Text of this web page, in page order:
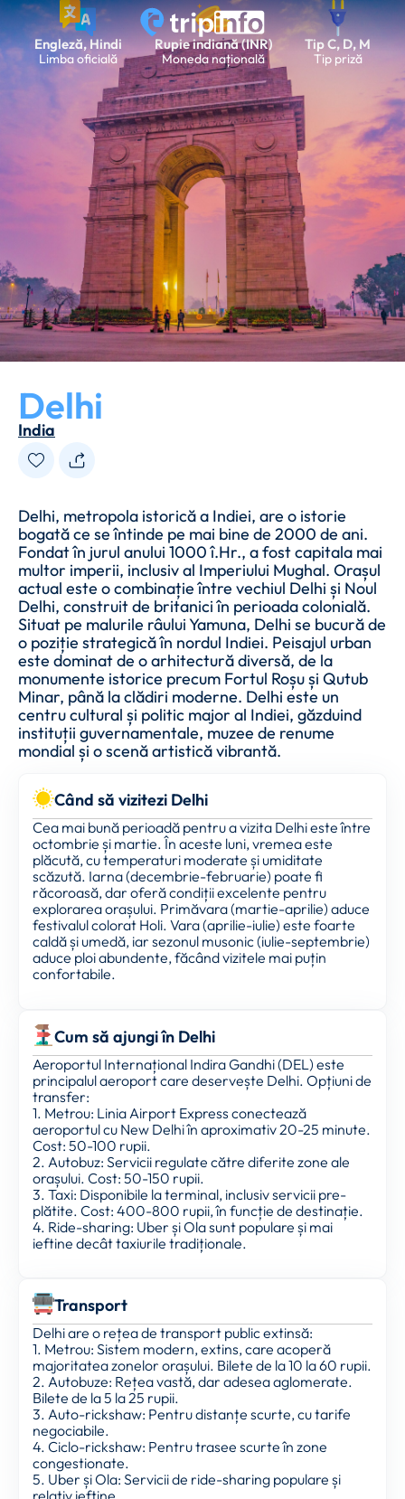
Engleză, Hindi
Limba oficială
Rupie indiană (INR)
Moneda națională
Tip C, D, M
Tip priză
Delhi
India
Delhi, metropola istorică a Indiei, are o istorie
bogată ce se întinde pe mai bine de 2000 de ani.
Fondat în jurul anului 1000 î.Hr., a fost capitala mai
multor imperii, inclusiv al Imperiului Mughal. Orașul
actual este o combinație între vechiul Delhi și Noul
Delhi, construit de britanici în perioada colonială.
Situat pe malurile râului Yamuna, Delhi se bucură de
o poziție strategică în nordul Indiei. Peisajul urban
este dominat de o arhitectură diversă, de la
monumente istorice precum Fortul Roșu și Qutub
Minar, până la clădiri moderne. Delhi este un
centru cultural și politic major al Indiei, găzduind
instituții guvernamentale, muzee de renume
mondial și o scenă artistică vibrantă.
Când să vizitezi Delhi
Cea mai bună perioadă pentru a vizita Delhi este între
octombrie și martie. În aceste luni, vremea este
plăcută, cu temperaturi moderate și umiditate
scăzută. Iarna (decembrie-februarie) poate fi
răcoroasă, dar oferă condiții excelente pentru
explorarea orașului. Primăvara (martie-aprilie) aduce
festivalul colorat Holi. Vara (aprilie-iulie) este foarte
caldă și umedă, iar sezonul musonic (iulie-septembrie)
aduce ploi abundente, făcând vizitele mai puțin
confortabile.
Cum să ajungi în Delhi
Aeroportul Internațional Indira Gandhi (DEL) este
principalul aeroport care deservește Delhi. Opțiuni de
transfer:
1. Metrou: Linia Airport Express conectează
aeroportul cu New Delhi în aproximativ 20-25 minute.
Cost: 50-100 rupii.
2. Autobuz: Servicii regulate către diferite zone ale
orașului. Cost: 50-150 rupii.
3. Taxi: Disponibile la terminal, inclusiv servicii pre-
plătite. Cost: 400-800 rupii, în funcție de destinație.
4. Ride-sharing: Uber și Ola sunt populare și mai
ieftine decât taxiurile tradiționale.
Transport
Delhi are o rețea de transport public extinsă:
1. Metrou: Sistem modern, extins, care acoperă
majoritatea zonelor orașului. Bilete de la 10 la 60 rupii.
2. Autobuze: Rețea vastă, dar adesea aglomerate.
Bilete de la 5 la 25 rupii.
3. Auto-rickshaw: Pentru distanțe scurte, cu tarife
negociabile.
4. Ciclo-rickshaw: Pentru trasee scurte în zone
congestionate.
5. Uber și Ola: Servicii de ride-sharing populare și